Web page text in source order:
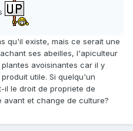
qu'il existe, mais ce serait une
ses abeilles, l'apiculteur
avoisinantes car il y
utile. Si quelqu'un
il le droit de propriete de
avant et change de culture?